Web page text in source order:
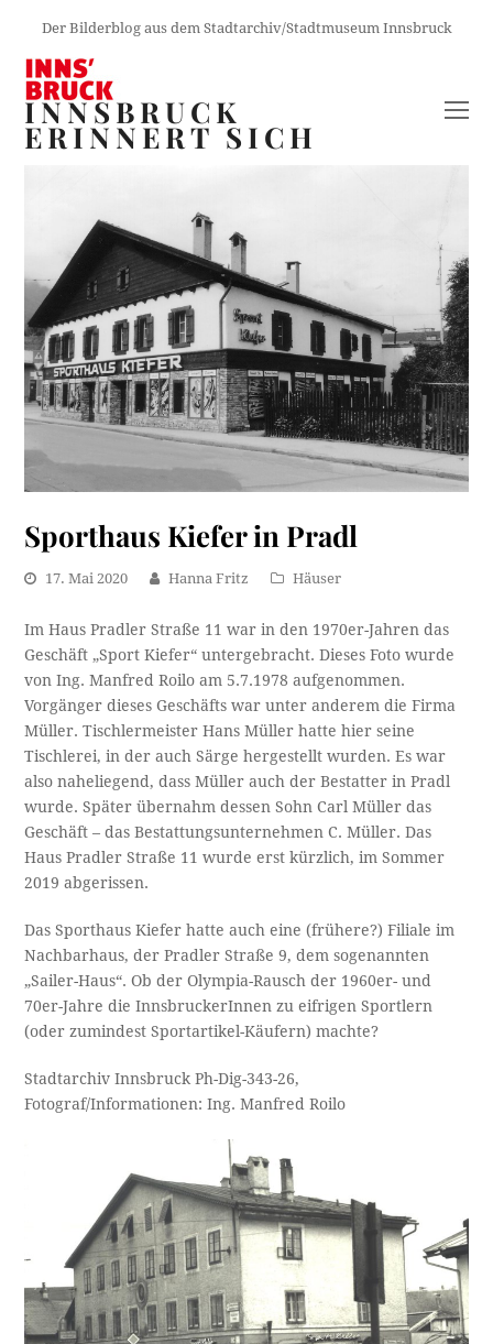
Der Bilderblog aus dem Stadtarchiv/Stadtmuseum Innsbruck
INNSBRUCK
ERINNERT SICH
Sporthaus Kiefer in Pradl
17. Mai 2020 Hanna Fritz Häuser
Im Haus Pradler Straße 11 war in den 1970er-Jahren das
Geschäft „Sport Kiefer“ untergebracht. Dieses Foto wurde
von Ing. Manfred Roilo am 5.7.1978 aufgenommen.
Vorgänger dieses Geschäfts war unter anderem die Firma
Müller. Tischlermeister Hans Müller hatte hier seine
Tischlerei, in der auch Särge hergestellt wurden. Es war
also naheliegend, dass Müller auch der Bestatter in Pradl
wurde. Später übernahm dessen Sohn Carl Müller das
Geschäft – das Bestattungsunternehmen C. Müller. Das
Haus Pradler Straße 11 wurde erst kürzlich, im Sommer
2019 abgerissen.
Das Sporthaus Kiefer hatte auch eine (frühere?) Filiale im
Nachbarhaus, der Pradler Straße 9, dem sogenannten
„Sailer-Haus“. Ob der Olympia-Rausch der 1960er- und
70er-Jahre die InnsbruckerInnen zu eifrigen Sportlern
(oder zumindest Sportartikel-Käufern) machte?
Stadtarchiv Innsbruck Ph-Dig-343-26,
Fotograf/Informationen: Ing. Manfred Roilo